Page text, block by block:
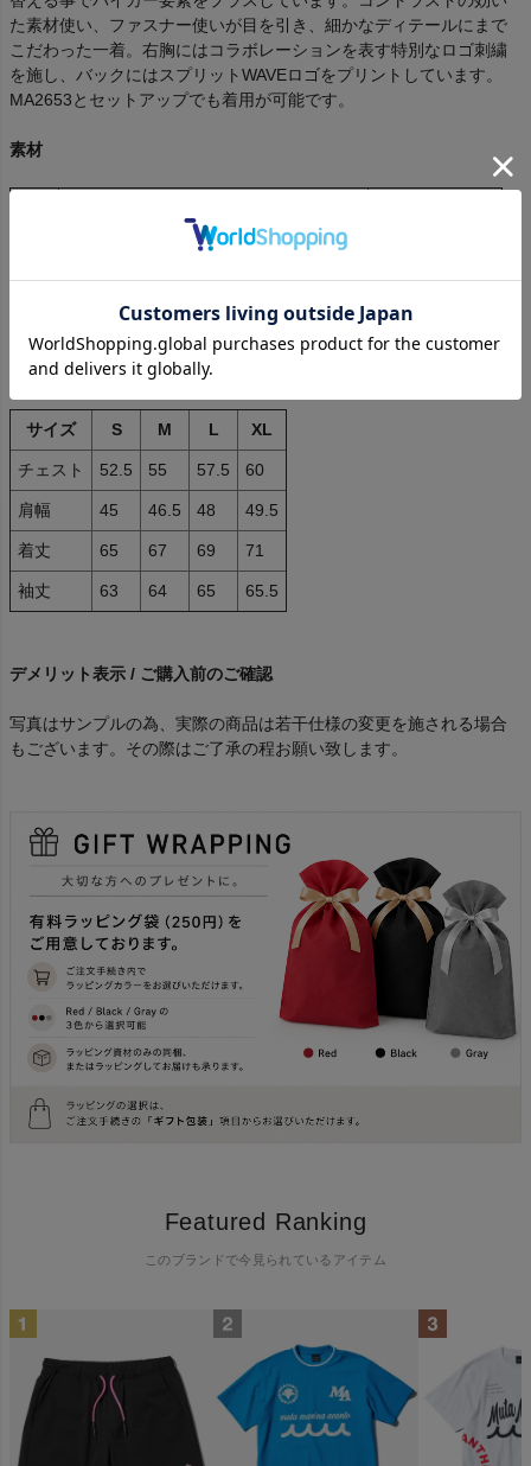
た素材使い、ファスナー使いが目を引き、細かなディテールにまで
こだわった一着。右胸にはコラボレーションを表す特別なロゴ刺繍
を施し、バックにはスプリットWAVEロゴをプリントしています。
MA2653とセットアップでも着用が可能です。
素材
ポリエステル / レーヨン / ポリウレタン
サイズスペック
サイズ S M L XL
チェスト 52.5 55 57.5 60
肩幅 45 46.5 48 49.5
着丈 65 67 69 71
袖丈 63 64 65 65.5
デメリット表示 / ご購入前のご確認
写真はサンプルの為、実際の商品は若干仕様の変更を施される場合
もございます。その際はご了承の程お願い致します。
Featured Ranking
このブランドで今見られているアイテム